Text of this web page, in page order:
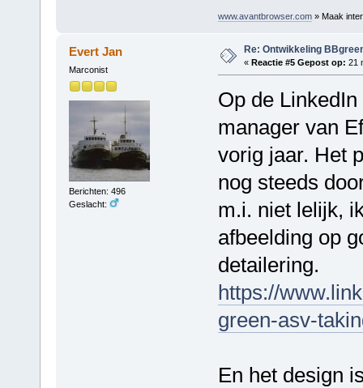
www.avantbrowser.com» Maak
Evert Jan
Marconist
Berichten: 496
Geslacht:
Re: Ontwikkeling
« Reactie #5 Gepost op: 21
Op de
manager van
vorig jaar. Het
nog steeds
m.i. niet lelijk,
afbeelding op
detailering.
https://
green-asv-
En het design